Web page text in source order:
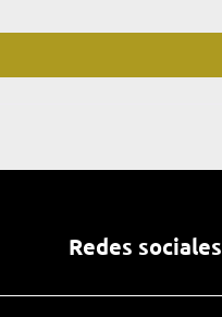
Redes sociales